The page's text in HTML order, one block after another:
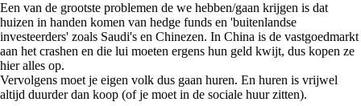
Een van de grootste problemen de we hebben/gaan krijgen is dat
huizen in handen komen van hedge funds en 'buitenlandse
investeerders' zoals Saudi's en Chinezen. In China is de vastgoedmarkt
aan het crashen en die lui moeten ergens hun geld kwijt, dus kopen ze
hier alles op.
Vervolgens moet je eigen volk dus gaan huren. En huren is vrijwel
altijd duurder dan koop (of je moet in de sociale huur zitten).